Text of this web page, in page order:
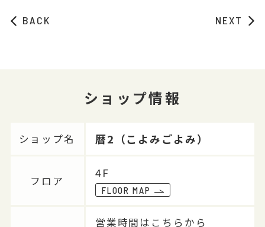
BACK NEXT
ショップ情報
ショップ名 暦2（こよみごよみ）
フロア
4F
FLOOR MAP
営業時間はこちらから